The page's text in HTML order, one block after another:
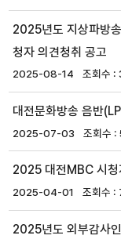
2025년도 지상파방
청자 의견청취 공고
2025-08-14
대전문화방송 음반
2025-07-03
2025 대전MBC 시청
2025-04-01
2025년도 외부감사